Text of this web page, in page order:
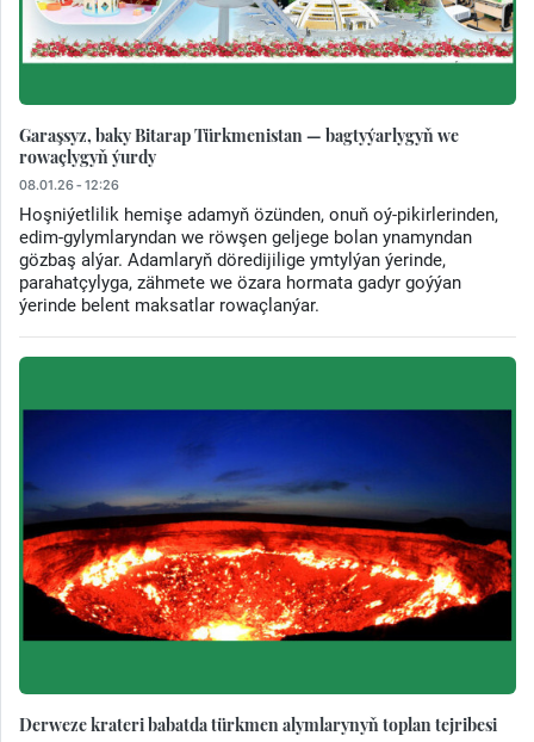
Garaşsyz, baky Bitarap Türkmenistan — bagtyýarlygyň we
rowaçlygyň ýurdy
08.01.26 - 12:26
Hoşniýetlilik hemişe adamyň özünden, onuň oý-pikirlerinden,
edim-gylymlaryndan we röwşen geljege bolan ynamyndan
gözbaş alýar. Adamlaryň döredijilige ymtylýan ýerinde,
parahatçylyga, zähmete we özara hormata gadyr goýýan
ýerinde belent maksatlar rowaçlanýar.
Derweze krateri babatda türkmen alymlarynyň toplan tejribesi